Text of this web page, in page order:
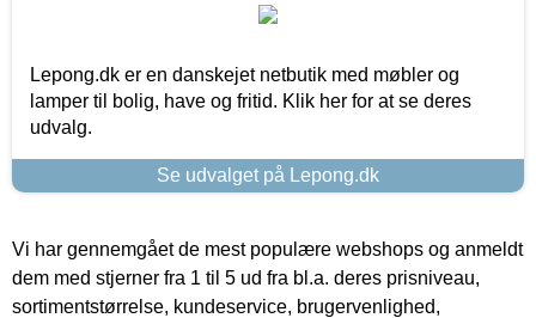
Lepong.dk er en danskejet netbutik med møbler og
lamper til bolig, have og fritid. Klik her for at se deres
udvalg.
Se udvalget på Lepong.dk
Vi har gennemgået de mest populære webshops og anmeldt
dem med stjerner fra 1 til 5 ud fra bl.a. deres prisniveau,
sortimentstørrelse, kundeservice, brugervenlighed,